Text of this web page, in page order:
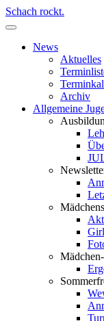
Schach rockt.
News
Aktuelles
Archiv
Allgemeine